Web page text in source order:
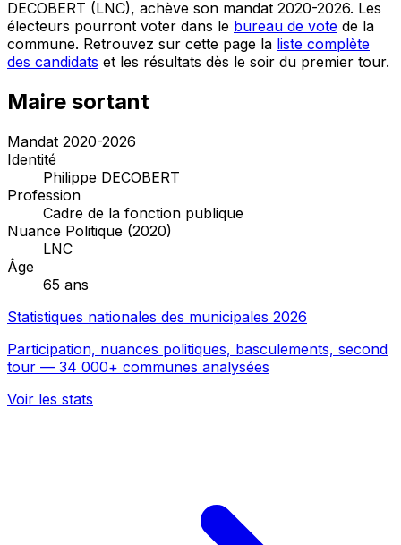
DECOBERT (LNC), achève son mandat 2020-2026. Les
électeurs pourront voter dans le bureau de vote de la
commune. Retrouvez sur cette page la liste complète
des candidats et les résultats dès le soir du premier tour.
Maire sortant
Mandat 2020-2026
Identité
Philippe DECOBERT
Profession
Cadre de la fonction publique
Nuance Politique (2020)
LNC
Âge
65 ans
Statistiques nationales des municipales 2026
Participation, nuances politiques, basculements, second
tour — 34 000+ communes analysées
Voir les stats